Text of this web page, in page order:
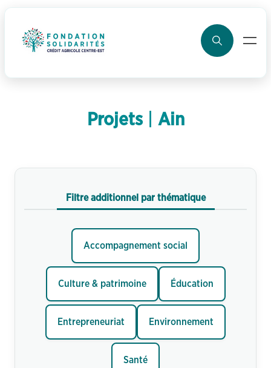
Projets | Ain
Filtre additionnel par thématique
Accompagnement social
Culture & patrimoine Éducation
Entrepreneuriat Environnement
Santé